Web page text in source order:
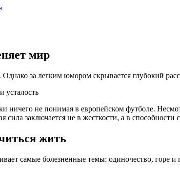
мир
за легким юмором скрывается глубокий
ничего не понимая в европейском футболе.
заключается не в жесткости, а в способности
жить
самые болезненные темы: одиночество, горе